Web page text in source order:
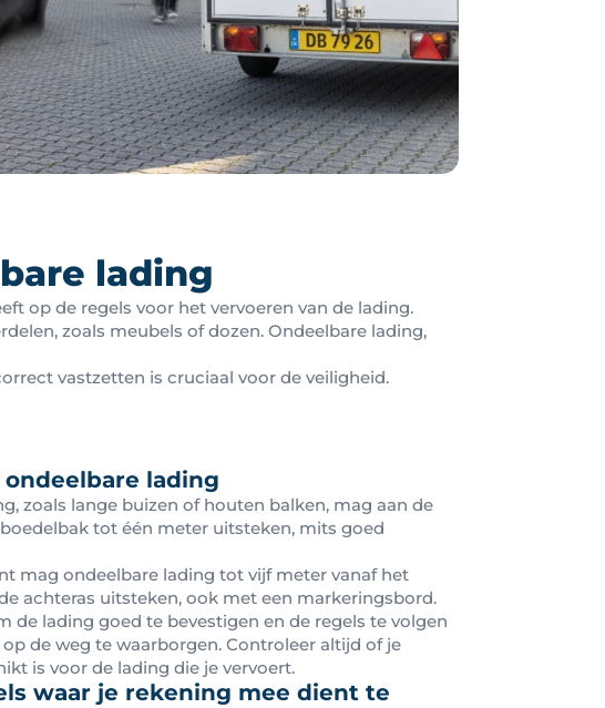
lading
op de regels voor het vervoeren van de lading.
zoals meubels of dozen. Ondeelbare lading,
vastzetten is cruciaal voor de veiligheid.
ondeelbare lading
zoals lange buizen of houten balken, mag aan de
tot één meter uitsteken, mits goed
mag ondeelbare lading tot vijf meter vanaf het
achteras uitsteken, ook met een markeringsbord.
de lading goed te bevestigen en de regels te volgen
de weg te waarborgen. Controleer altijd of je
is voor de lading die je vervoert.
waar je rekening mee dient te